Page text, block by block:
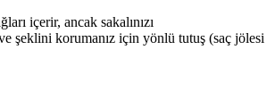
içerir, ancak sakalınızı
şeklini korumanız için yönlü tutuş (saç jölesi